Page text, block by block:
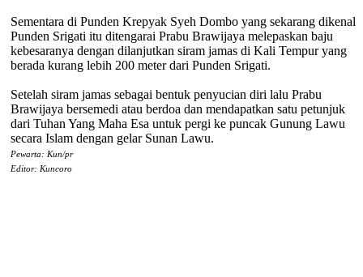
Sementara di Punden Krepyak Syeh Dombo yang sekarang dikenal
Punden Srigati itu ditengarai Prabu Brawijaya melepaskan baju
kebesaranya dengan dilanjutkan siram jamas di Kali Tempur yang
berada kurang lebih 200 meter dari Punden Srigati.
Setelah siram jamas sebagai bentuk penyucian diri lalu Prabu
Brawijaya bersemedi atau berdoa dan mendapatkan satu petunjuk
dari Tuhan Yang Maha Esa untuk pergi ke puncak Gunung Lawu
secara Islam dengan gelar Sunan Lawu.
Pewarta: Kun/pr
Editor: Kuncoro